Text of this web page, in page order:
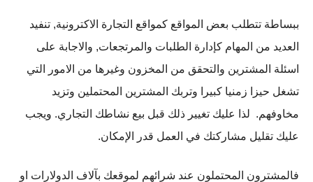
ببساطة تتطلب بعض المواقع كمواقع التجارة الاكترونية, تنفيد
العديد من المهام كإدارة الطلبات والمرتجعات, والاجابة على
اسئلة المشترين والتحقق من المخزون وغيرها من الامور التي
تشغل حيزا زمنيا كبيرا وتربك المشترين المحتملين وتزيد
مخاوفهم. لذا عليك تغيير ذلك قبل بيع نشاطك التجاري. ويجب
عليك تقليل مشاركتك في العمل قدر الإمكان.
فالمشترون المحتملون عند شرائهم لموقعك بآلاف الدولارات او